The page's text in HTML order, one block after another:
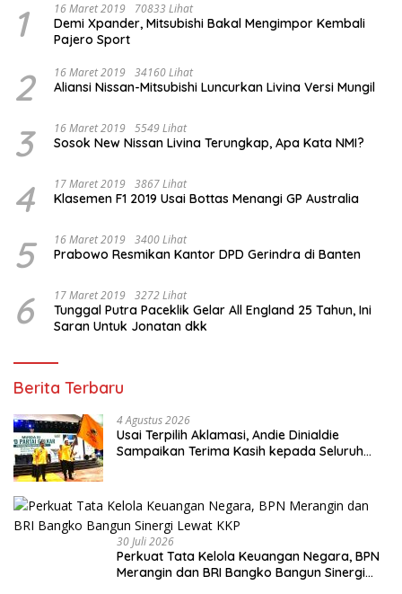
1 16 Maret 2019 70833 Lihat
Demi Xpander, Mitsubishi Bakal Mengimpor Kembali
Pajero Sport
2 16 Maret 2019 34160 Lihat
Aliansi Nissan-Mitsubishi Luncurkan Livina Versi Mungil
3 16 Maret 2019 5549 Lihat
Sosok New Nissan Livina Terungkap, Apa Kata NMI?
4 17 Maret 2019 3867 Lihat
Klasemen F1 2019 Usai Bottas Menangi GP Australia
5 16 Maret 2019 3400 Lihat
Prabowo Resmikan Kantor DPD Gerindra di Banten
6 17 Maret 2019 3272 Lihat
Tunggal Putra Paceklik Gelar All England 25 Tahun, Ini
Saran Untuk Jonatan dkk
Berita Terbaru
4 Agustus 2026
Usai Terpilih Aklamasi, Andie Dinialdie
Sampaikan Terima Kasih kepada Seluruh
30 Juli 2026
Perkuat Tata Kelola Keuangan Negara, BPN
Merangin dan BRI Bangko Bangun Sinergi